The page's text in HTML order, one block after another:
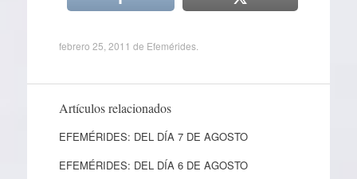
febrero 25, 2011 de Efemérides.
Artículos relacionados
EFEMÉRIDES: DEL DÍA 7 DE AGOSTO
EFEMÉRIDES: DEL DÍA 6 DE AGOSTO